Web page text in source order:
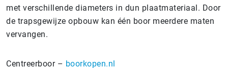
met verschillende diameters in dun plaatmateriaal. Door
de trapsgewijze opbouw kan één boor meerdere maten
vervangen.
Centreerboor – boorkopen.nl